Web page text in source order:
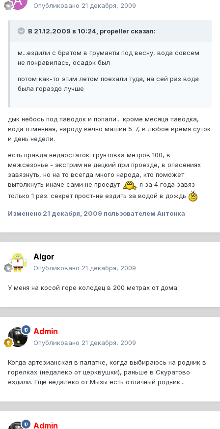
Опубликовано 21 декабря, 2009
В 21.12.2009 в 10:24, propeller сказал:
м...ездили с братом в груманты под весну, вода совсем
не понравилась, осадок был
потом как-то этим летом поехали туда, на сей раз вода
была гораздо лучше
дык небось под паводок и попали... кроме месяца паводка,
вода отменная, народу вечно машин 5-7, в любое время суток
и день недели.
есть правда недаостаток: грунтовка метров 100, в
межсезонье - экстрим не децкий при проезде, в опасениях
завязнуть, но на то всегда много народа, кто поможет
вытолкнуть иначе сами не проедут
я за 4 года завяз
только 1 раз. секрет прост-не ездить за водой в дождь
Изменено 21 декабря, 2009 пользователем Антонка
Algor
Опубликовано 21 декабря, 2009
У меня на косой горе колодец в 200 метрах от дома.
Admin
Опубликовано 21 декабря, 2009
Когда артезианская в палатке, когда выбираюсь на родник в
горелках (недалеко от церквушки), раньше в Скуратово
ездили. Ещё недалеко от Мызы есть отличный родник...
Admin